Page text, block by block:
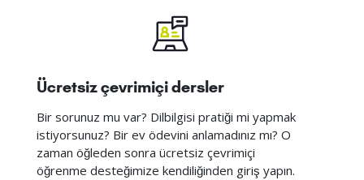
Ücretsiz çevrimiçi dersler
Bir sorunuz mu var? Dilbilgisi pratiği mi yapmak
istiyorsunuz? Bir ev ödevini anlamadınız mı? O
zaman öğleden sonra ücretsiz çevrimiçi
öğrenme desteğimize kendiliğinden giriş yapın.